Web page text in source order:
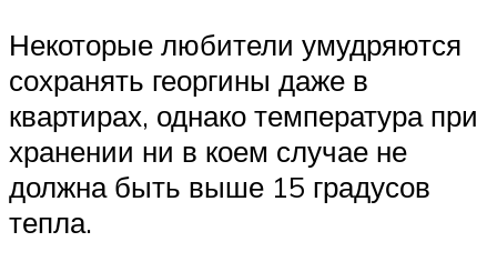
Некоторые любители умудряются
сохранять георгины даже в
квартирах, однако температура при
хранении ни в коем случае не
должна быть выше 15 градусов
тепла.